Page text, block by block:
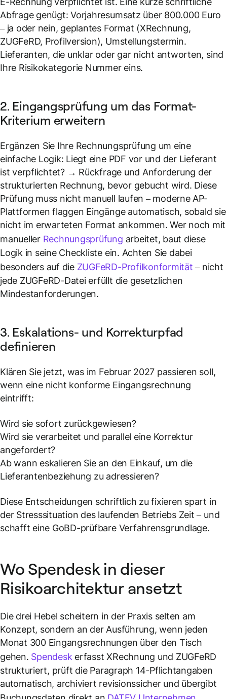
Abfrage genügt: Vorjahresumsatz über 800.000 Euro
– ja oder nein, geplantes Format (XRechnung,
ZUGFeRD, Profilversion), Umstellungstermin.
Lieferanten, die unklar oder gar nicht antworten, sind
Ihre Risikokategorie Nummer eins.
2. Eingangsprüfung um das Format-
Kriterium erweitern
Ergänzen Sie Ihre Rechnungsprüfung um eine
einfache Logik: Liegt eine PDF vor und der Lieferant
ist verpflichtet? → Rückfrage und Anforderung der
strukturierten Rechnung, bevor gebucht wird. Diese
Prüfung muss nicht manuell laufen – moderne AP-
Plattformen flaggen Eingänge automatisch, sobald sie
nicht im erwarteten Format ankommen. Wer noch mit
manueller Rechnungsprüfung arbeitet, baut diese
Logik in seine Checkliste ein. Achten Sie dabei
besonders auf die ZUGFeRD-Profilkonformität– nicht
jede ZUGFeRD-Datei erfüllt die gesetzlichen
Mindestanforderungen.
3. Eskalations- und Korrekturpfad
definieren
Klären Sie jetzt, was im Februar 2027 passieren soll,
wenn eine nicht konforme Eingangsrechnung
eintrifft:
Wird sie sofort zurückgewiesen?
Wird sie verarbeitet und parallel eine Korrektur
angefordert?
Ab wann eskalieren Sie an den Einkauf, um die
Lieferantenbeziehung zu adressieren?
Diese Entscheidungen schriftlich zu fixieren spart in
der Stresssituation des laufenden Betriebs Zeit – und
schafft eine GoBD-prüfbare Verfahrensgrundlage.
Wo Spendesk in dieser
Risikoarchitektur ansetzt
Die drei Hebel scheitern in der Praxis selten am
Konzept, sondern an der Ausführung, wenn jeden
Monat 300 Eingangsrechnungen über den Tisch
gehen. Spendesk erfasst XRechnung und ZUGFeRD
strukturiert, prüft die Paragraph 14-Pflichtangaben
automatisch, archiviert revisionssicher und übergibt